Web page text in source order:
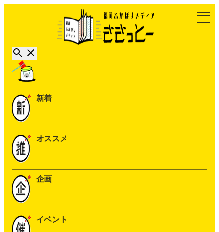
新着
オススメ
企画
イベント